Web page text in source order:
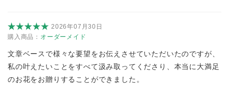
2026年07月30日
購入商品： オーダーメイド
文章ベースで様々な要望をお伝えさせていただいたのですが、
私の叶えたいことをすべて汲み取ってくださり、本当に大満足
のお花をお贈りすることができました。